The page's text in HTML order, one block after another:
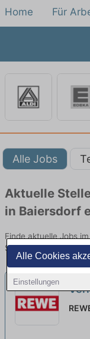
Alle Cookies
Einstellungen
Home Für
Alle Jobs
Aktuelle
in Baiersdorf
Finde aktuelle Jobs
Stellenangebote im
neu